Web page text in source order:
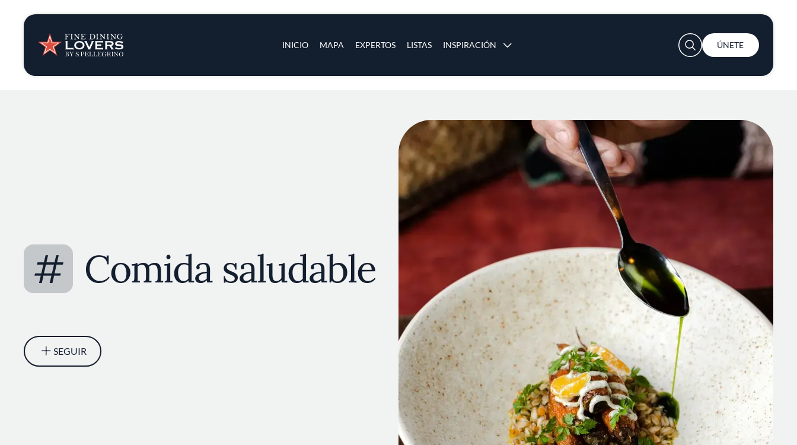
INICIO MAPA EXPERTOS LISTAS INSPIRACIÓN
Opinión y noticias
Recetas
User account menu
ÚNETE
# Comida saludable
SEGUIR